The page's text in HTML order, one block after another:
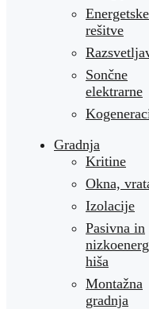
Energetske
rešitve
Sončne
elektrarne
Gradnja
Kritine
Okna,
Izolacije
Pasivna in
hiša
Montažna
gradnja